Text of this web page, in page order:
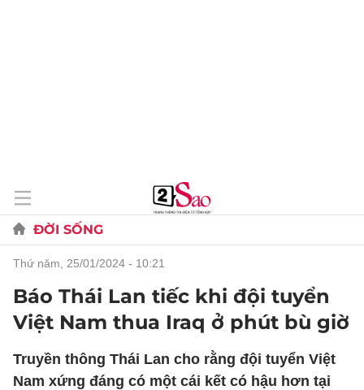
ĐỜI SỐNG
thứ năm, 25/01/2024 - 10:21
Báo Thái Lan tiếc khi đội tuyển
Việt Nam thua Iraq ở phút bù giờ
Truyền thông Thái Lan cho rằng đội tuyển Việt
Nam xứng đáng có một cái kết có hậu hơn tại